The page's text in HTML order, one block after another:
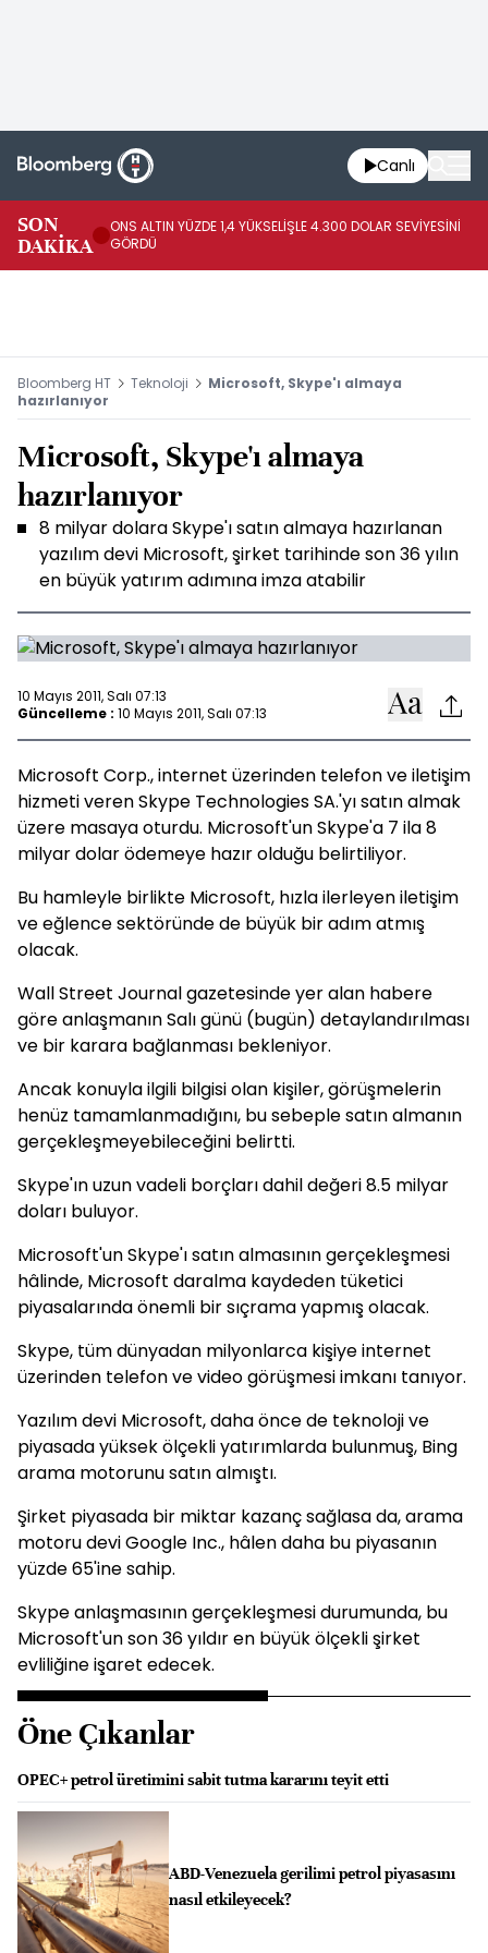
Canlı
SON
DAKİKA
ONS ALTIN YÜZDE 1,4 YÜKSELİŞLE 4.300 DOLAR SEVİYESİNİ
GÖRDÜ
Bloomberg HT Teknoloji
Microsoft, Skype'ı almaya
hazırlanıyor
Microsoft, Skype'ı almaya
hazırlanıyor
8 milyar dolara Skype'ı satın almaya hazırlanan
yazılım devi Microsoft, şirket tarihinde son 36 yılın
en büyük yatırım adımına imza atabilir
10 Mayıs 2011, Salı 07:13
Güncelleme : 10 Mayıs 2011, Salı 07:13
Microsoft Corp., internet üzerinden telefon ve iletişim
hizmeti veren Skype Technologies SA.'yı satın almak
üzere masaya oturdu. Microsoft'un Skype'a 7 ila 8
milyar dolar ödemeye hazır olduğu belirtiliyor.
Bu hamleyle birlikte Microsoft, hızla ilerleyen iletişim
ve eğlence sektöründe de büyük bir adım atmış
olacak.
Wall Street Journal gazetesinde yer alan habere
göre anlaşmanın Salı günü (bugün) detaylandırılması
ve bir karara bağlanması bekleniyor.
Ancak konuyla ilgili bilgisi olan kişiler, görüşmelerin
henüz tamamlanmadığını, bu sebeple satın almanın
gerçekleşmeyebileceğini belirtti.
Skype'ın uzun vadeli borçları dahil değeri 8.5 milyar
doları buluyor.
Microsoft'un Skype'ı satın almasının gerçekleşmesi
hâlinde, Microsoft daralma kaydeden tüketici
piyasalarında önemli bir sıçrama yapmış olacak.
Skype, tüm dünyadan milyonlarca kişiye internet
üzerinden telefon ve video görüşmesi imkanı tanıyor.
Yazılım devi Microsoft, daha önce de teknoloji ve
piyasada yüksek ölçekli yatırımlarda bulunmuş, Bing
arama motorunu satın almıştı.
Şirket piyasada bir miktar kazanç sağlasa da, arama
motoru devi Google Inc., hâlen daha bu piyasanın
yüzde 65'ine sahip.
Skype anlaşmasının gerçekleşmesi durumunda, bu
Microsoft'un son 36 yıldır en büyük ölçekli şirket
evliliğine işaret edecek.
Öne Çıkanlar
OPEC+ petrol üretimini sabit tutma kararını teyit etti
ABD-Venezuela gerilimi petrol piyasasını
nasıl etkileyecek?